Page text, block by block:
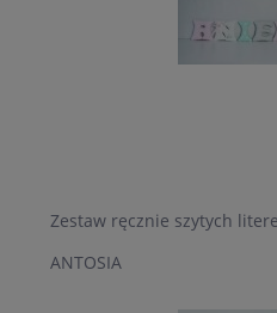
Zestaw ręcznie szytych
ANTOSIA